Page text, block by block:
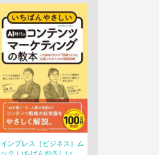
インプレス［ビジネス］ム
ック いちばんやさしい